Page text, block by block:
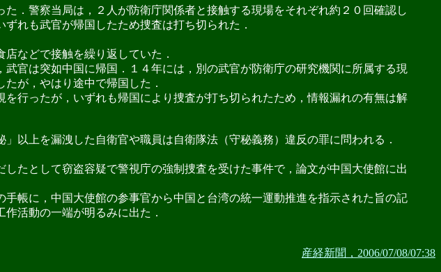
．警察当局は，２人が防衛庁関係者と接触する現場をそれぞれ約２０回確認し
れも武官が帰国したため捜査は打ち切られた．
などで接触を繰り返していた．
官は突如中国に帰国．１４年には，別の武官が防衛庁の研究機関に所属する現
が，やはり途中で帰国した．
行ったが，いずれも帰国により捜査が打ち切られたため，情報漏れの有無は解
以上を漏洩した自衛官や職員は自衛隊法（守秘義務）違反の罪に問われる．
たとして窃盗容疑で警視庁の強制捜査を受けた事件で，論文が中国大使館に出
帳に，中国大使館の参事官から中国と台湾の統一運動推進を指示された旨の記
活動の一端が明るみに出た．
産経新聞，2006/07/08/07:38